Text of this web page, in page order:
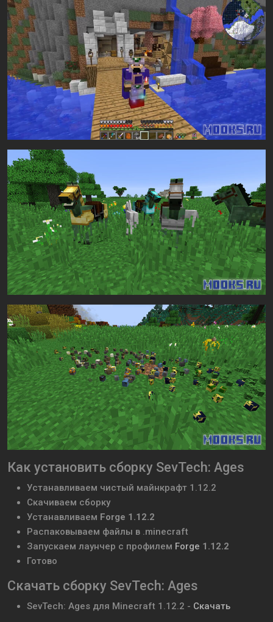
Как установить сборку SevTech: Ages
Устанавливаем чистый майнкрафт 1.12.2
Скачиваем сборку
Устанавливаем Forge 1.12.2
Распаковываем файлы в .minecraft
Запускаем лаунчер с профилем Forge 1.12.2
Готово
Скачать сборку SevTech: Ages
SevTech: Ages для Minecraft 1.12.2 - Скачать